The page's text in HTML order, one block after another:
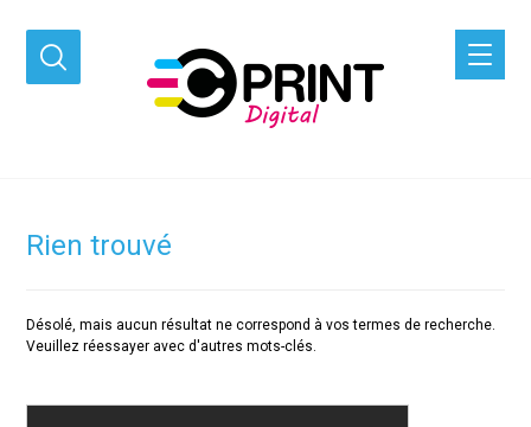
Rien trouvé
Désolé, mais aucun résultat ne correspond à vos termes de recherche.
Veuillez réessayer avec d'autres mots-clés.